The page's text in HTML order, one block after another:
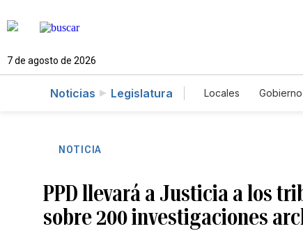
7 de agosto de 2026
Noticias Legislatura Locales Gobierno
NOTICIA
PPD llevará a Justicia a los
sobre 200 investigaciones